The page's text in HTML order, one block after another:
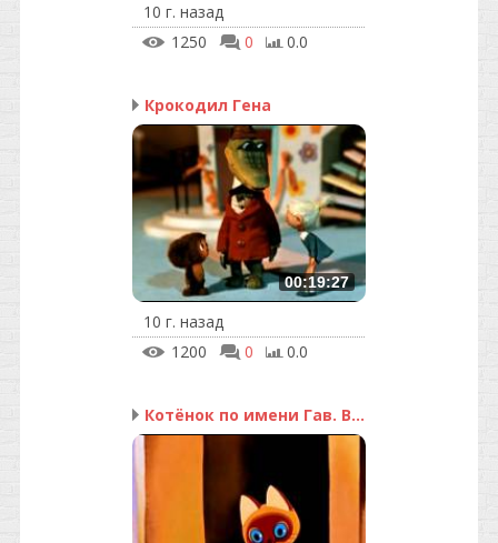
10 г. назад
1250
0 0.0
Крокодил Гена
00:19:27
10 г. назад
1200
0 0.0
Котёнок по имени Гав. В...